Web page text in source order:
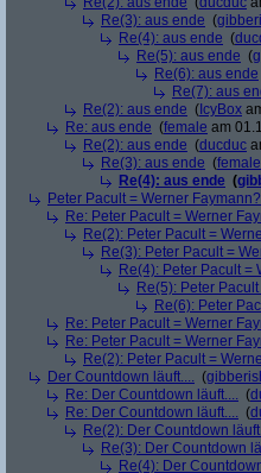
Re(3): aus ende (
Re(4): aus ende (
Re(5): aus ende (
Re(6): aus ende
Re(7): aus
Re(2): aus ende ( IcyBox
Re: aus ende (female am
Re(2): aus ende (ducduc
Re(3): aus ende (female
Re(4): aus ende (
Peter Pacult = Werner Faymann?
Re: Peter Pacult = Werner
Re(2): Peter Pacult =
Re(3): Peter Pacult =
Re(4): Peter Pacult =
Re(5): Peter
Re(6): Peter
Re: Peter Pacult = Werner
Re: Peter Pacult = Werner
Re(2): Peter Pacult =
Der Countdown läuft.... (
Re: Der Countdown läuft.... (
Re: Der Countdown läuft.... (
Re(2): Der Countdown
Re(3): Der Countdown
Re(4): Der